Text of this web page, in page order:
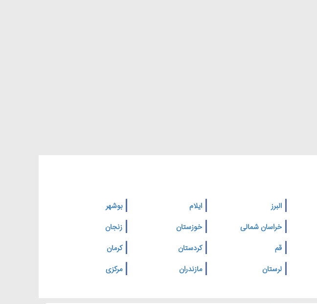
البرز ایلام
بوشهر
خراسان شمالی خوزستان
زنجان
قم کردستان
کرمان
لرستان مازندران
مرکزی